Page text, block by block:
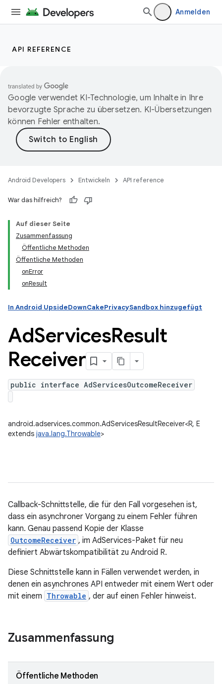
Anmelden
API REFERENCE
Google verwendet KI-Technologie, um Inhalte in Ihre
bevorzugte Sprache zu übersetzen. KI-Übersetzungen
können Fehler enthalten.
Android Developers Entwickeln API reference
War das hilfreich?
Auf dieser Seite
Zusammenfassung
Öffentliche Methoden
Öffentliche Methoden
onError
onResult
In Android UpsideDownCakePrivacySandbox hinzugefügt
AdServicesResult
Receiver
public interface AdServicesOutcomeReceiver
android.adservices.common.AdServicesResultReceiver<R, E
extends java.lang.Throwable>
Callback-Schnittstelle, die für den Fall vorgesehen ist,
dass ein asynchroner Vorgang zu einem Fehler führen
kann. Genau passend Kopie der Klasse
OutcomeReceiver , im AdServices-Paket für neu
definiert Abwärtskompatibilität zu Android R.
Diese Schnittstelle kann in Fällen verwendet werden, in
denen ein asynchrones API entweder mit einem Wert oder
mit einem Throwable , der auf einen Fehler hinweist.
Zusammenfassung
Öffentliche Methoden